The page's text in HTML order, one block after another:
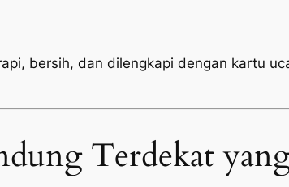
bersih, dan dilengkapi dengan kartu
Terdekat